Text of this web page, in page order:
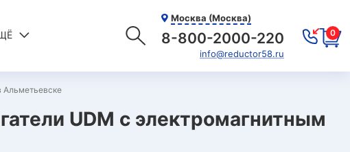
Москва (Москва)
8-800-2000-220
info@reductor58.ru
0
Альметьевске
UDM с электромагнитным